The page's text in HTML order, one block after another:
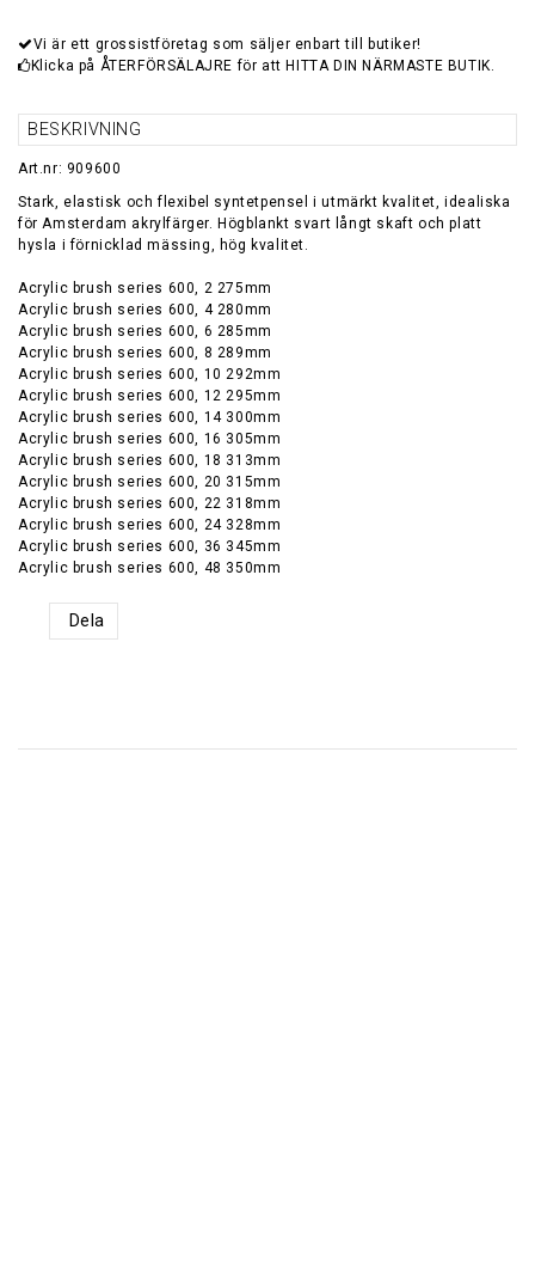
Vi är ett grossistföretag som säljer enbart till butiker!
Klicka på ÅTERFÖRSÄLAJRE för att HITTA DIN NÄRMASTE BUTIK.
BESKRIVNING
Art.nr: 909600
Stark, elastisk och flexibel syntetpensel i utmärkt kvalitet, idealiska
för Amsterdam akrylfärger. Högblankt svart långt skaft och platt
hysla i förnicklad mässing, hög kvalitet.
Acrylic brush series 600, 2 275mm
Acrylic brush series 600, 4 280mm
Acrylic brush series 600, 6 285mm
Acrylic brush series 600, 8 289mm
Acrylic brush series 600, 10 292mm
Acrylic brush series 600, 12 295mm
Acrylic brush series 600, 14 300mm
Acrylic brush series 600, 16 305mm
Acrylic brush series 600, 18 313mm
Acrylic brush series 600, 20 315mm
Acrylic brush series 600, 22 318mm
Acrylic brush series 600, 24 328mm
Acrylic brush series 600, 36 345mm
Acrylic brush series 600, 48 350mm
Dela